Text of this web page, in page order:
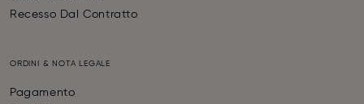
Recesso Dal Contratto
ORDINI & NOTA LEGALE
Pagamento